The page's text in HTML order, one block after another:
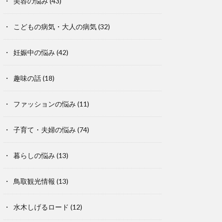
こどもの病気・大人の病気(32)
妊娠中の悩み (42)
趣味の話(18)
ファッションの悩み (11)
子育て・夫婦の悩み (74)
暮らしの悩み (13)
鳥取観光情報 (13)
水木しげるロード (12)